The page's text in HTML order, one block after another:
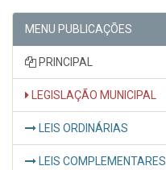
MENU PUBLICAÇÕES
PRINCIPAL
LEGISLAÇÃO MUNICIPAL
LEIS ORDINÁRIAS
LEIS COMPLEMENTARES